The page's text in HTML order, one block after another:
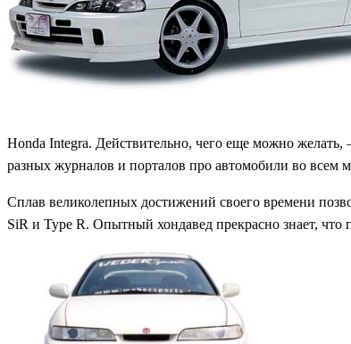
Honda Integra. Действительно, чего еще можно
разных журналов и порталов про автомобили во всем
Сплав великолепных достижений своего времени
SiR и Type R. Опытный хондавед прекрасно знает,